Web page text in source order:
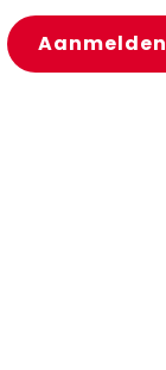
Aanmelden